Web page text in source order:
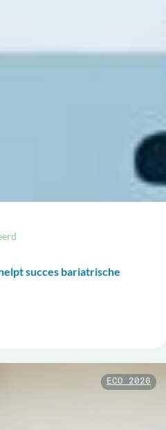
succes bariatrische
ECO 2026